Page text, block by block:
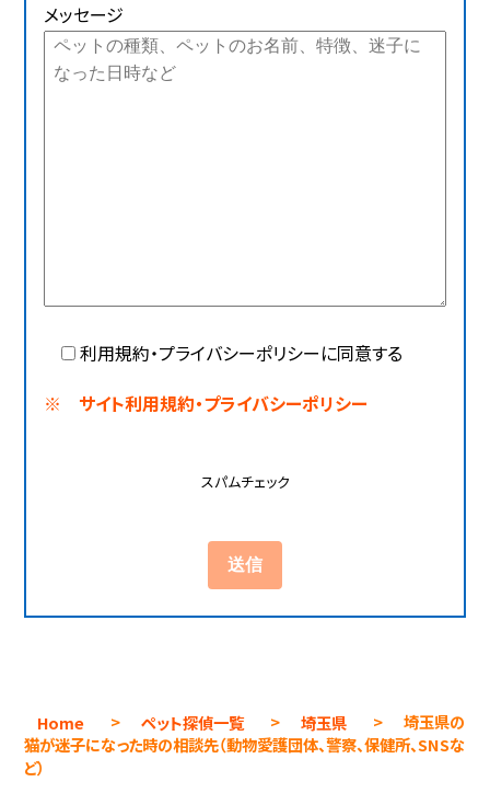
メッセージ
利用規約・プライバシーポリシーに同意する
※ サイト利用規約・プライバシーポリシー
スパムチェック
Home > ペット探偵一覧 > 埼玉県 >
埼玉県の
猫が迷子になった時の相談先（動物愛護団体、警察、保健所、SNSな
ど）